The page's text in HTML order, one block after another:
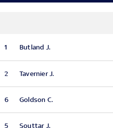
1 Butland J.
2 Tavernier J.
6 Goldson C.
5 Souttar J.